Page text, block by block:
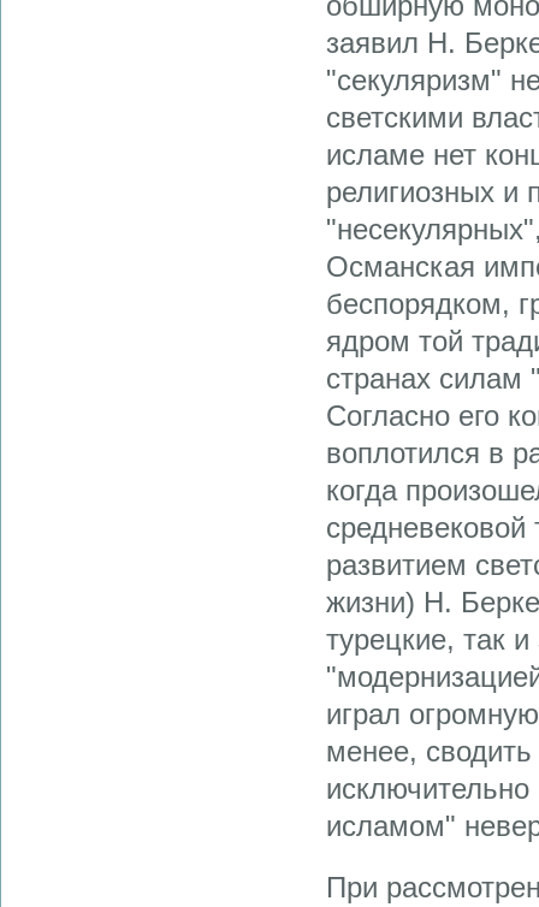
заявил Н.
"секуляризм"
светскими
исламе нет
религиозных и
Османская
беспорядком,
ядром той
странах силам
Согласно его
воплотился в
когда
средневековой
развитием
жизни) Н.
турецкие, так
играл
менее, сводить
исламом"
При